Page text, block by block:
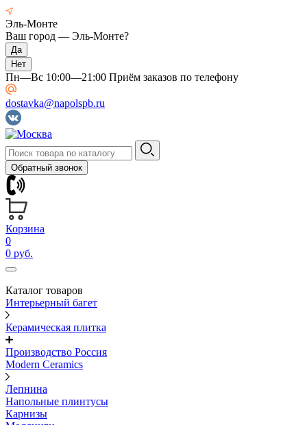
Эль-Монте
Ваш город — Эль-Монте?
Пн—Вс 10:00—21:00 Приём заказов по телефону
dostavka@napolspb.ru
Обратный звонок
Корзина
0
0 руб.
Каталог товаров
Интерьерный багет
Керамическая плитка
Производство Россия
Modern Ceramics
Лепнина
Напольные плинтусы
Карнизы